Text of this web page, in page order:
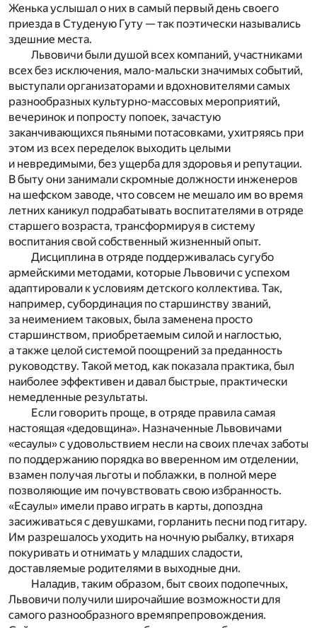
Женька услышал о них в самый первый день своего
приезда в Студеную Гуту — так поэтически назывались
здешние места.
Львовичи были душой всех компаний, участниками
всех без исключения, мало-мальски значимых событий,
выступали организаторами и вдохновителями самых
разнообразных культурно-массовых мероприятий,
вечеринок и попросту попоек, зачастую
заканчивающихся пьяными потасовками, ухитряясь при
этом из всех переделок выходить целыми
и невредимыми, без ущерба для здоровья и репутации.
В быту они занимали скромные должности инженеров
на шефском заводе, что совсем не мешало им во время
летних каникул подрабатывать воспитателями в отряде
старшего возраста, трансформируя в систему
воспитания свой собственный жизненный опыт.
Дисциплина в отряде поддерживалась сугубо
армейскими методами, которые Львовичи с успехом
адаптировали к условиям детского коллектива. Так,
например, субординация по старшинству званий,
за неимением таковых, была заменена просто
старшинством, приобретаемым силой и наглостью,
а также целой системой поощрений за преданность
руководству. Такой метод, как показала практика, был
наиболее эффективен и давал быстрые, практически
немедленные результаты.
Если говорить проще, в отряде правила самая
настоящая «дедовщина». Назначенные Львовичами
«есаулы» с удовольствием несли на своих плечах заботы
по поддержанию порядка во вверенном им отделении,
взамен получая льготы и поблажки, в полной мере
позволяющие им почувствовать свою избранность.
«Есаулы» имели право играть в карты, допоздна
засиживаться с девушками, горланить песни под гитару.
Им разрешалось уходить на ночную рыбалку, втихаря
покуривать и отнимать у младших сладости,
доставляемые родителями в выходные дни.
Наладив, таким образом, быт своих подопечных,
Львовичи получили широчайшие возможности для
самого разнообразного времяпрепровождения.